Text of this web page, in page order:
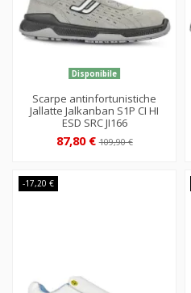
Disponibile
Scarpe antinfortunistiche
Jallatte Jalkanban S1P CI HI
ESD SRC JI166
87,80 €109,90 €
-17,20 €